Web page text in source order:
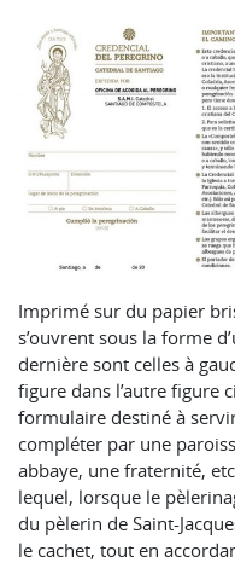
Imprimé sur du papier
s’ouvrent sous la forme
dernière sont celles à
figure dans l’autre figure
formulaire destiné à
compléter par une
abbaye, une fraternité,
lequel, lorsque le
du pèlerin de Saint-
le cachet, tout en